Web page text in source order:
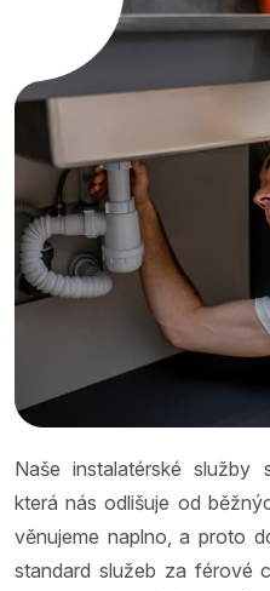
Naše instalatérské služby
která nás odlišuje od
věnujeme naplno, a proto
standard služeb za férové